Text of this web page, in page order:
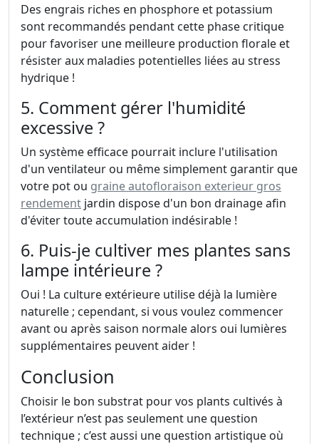
Des engrais riches en phosphore et potassium
sont recommandés pendant cette phase critique
pour favoriser une meilleure production florale et
résister aux maladies potentielles liées au stress
hydrique !
5. Comment gérer l'humidité
excessive ?
Un système efficace pourrait inclure l'utilisation
d'un ventilateur ou même simplement garantir que
votre pot ou graine autofloraison exterieur gros
rendement jardin dispose d'un bon drainage afin
d'éviter toute accumulation indésirable !
6. Puis-je cultiver mes plantes sans
lampe intérieure ?
Oui ! La culture extérieure utilise déjà la lumière
naturelle ; cependant, si vous voulez commencer
avant ou après saison normale alors oui lumières
supplémentaires peuvent aider !
Conclusion
Choisir le bon substrat pour vos plants cultivés à
l’extérieur n’est pas seulement une question
technique ; c’est aussi une question artistique où